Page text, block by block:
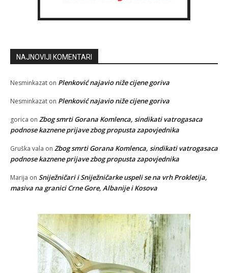
NAJNOVIJI KOMENTARI
Nesminkazat on Plenković najavio niže cijene goriva
Nesminkazat on Plenković najavio niže cijene goriva
gorica on Zbog smrti Gorana Komlenca, sindikati vatrogasaca
podnose kaznene prijave zbog propusta zapovjednika
Gruška vala on Zbog smrti Gorana Komlenca, sindikati vatrogasaca
podnose kaznene prijave zbog propusta zapovjednika
Marija on Sniježničari i Sniježničarke uspeli se na vrh Prokletija,
masiva na granici Crne Gore, Albanije i Kosova